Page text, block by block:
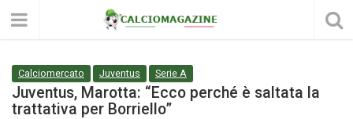
Calciomercato Juventus Serie A
Juventus, Marotta: “Ecco perché è saltata la
trattativa per Borriello”